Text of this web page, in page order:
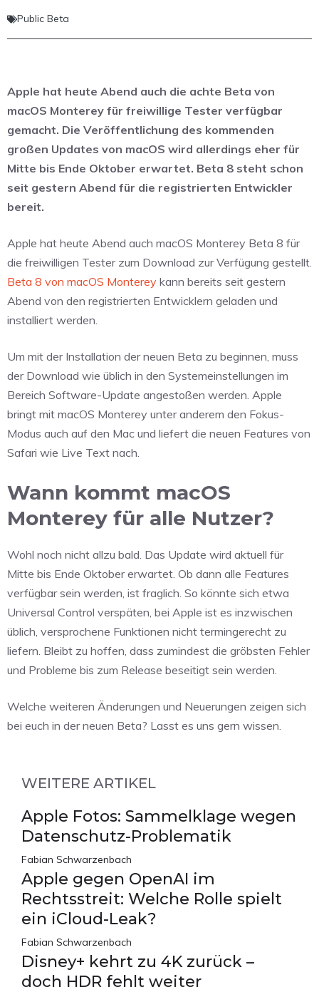
Public Beta
Apple hat heute Abend auch die achte Beta von
macOS Monterey für freiwillige Tester verfügbar
gemacht. Die Veröffentlichung des kommenden
großen Updates von macOS wird allerdings eher für
Mitte bis Ende Oktober erwartet. Beta 8 steht schon
seit gestern Abend für die registrierten Entwickler
bereit.
Apple hat heute Abend auch macOS Monterey Beta 8 für
die freiwilligen Tester zum Download zur Verfügung gestellt.
Beta 8 von macOS Monterey kann bereits seit gestern
Abend von den registrierten Entwicklern geladen und
installiert werden.
Um mit der Installation der neuen Beta zu beginnen, muss
der Download wie üblich in den Systemeinstellungen im
Bereich Software-Update angestoßen werden. Apple
bringt mit macOS Monterey unter anderem den Fokus-
Modus auch auf den Mac und liefert die neuen Features von
Safari wie Live Text nach.
Wann kommt macOS
Monterey für alle Nutzer?
Wohl noch nicht allzu bald. Das Update wird aktuell für
Mitte bis Ende Oktober erwartet. Ob dann alle Features
verfügbar sein werden, ist fraglich. So könnte sich etwa
Universal Control verspäten, bei Apple ist es inzwischen
üblich, versprochene Funktionen nicht termingerecht zu
liefern. Bleibt zu hoffen, dass zumindest die gröbsten Fehler
und Probleme bis zum Release beseitigt sein werden.
Welche weiteren Änderungen und Neuerungen zeigen sich
bei euch in der neuen Beta? Lasst es uns gern wissen.
WEITERE ARTIKEL
Apple Fotos: Sammelklage wegen
Datenschutz-Problematik
Fabian Schwarzenbach
Apple gegen OpenAI im
Rechtsstreit: Welche Rolle spielt
ein iCloud-Leak?
Fabian Schwarzenbach
Disney+ kehrt zu 4K zurück –
doch HDR fehlt weiter